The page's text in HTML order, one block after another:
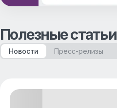
Полезные статьи
Новости Пресс-релизы